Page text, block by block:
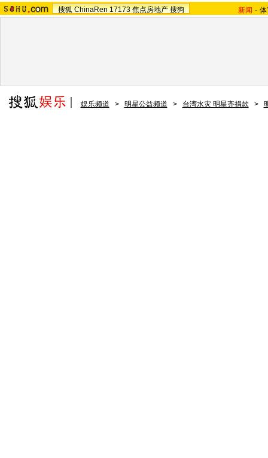
搜狐 ChinaRen 17173 焦点房地产 搜狗 新闻 -
娱乐频道 > 明星公益频道 > 台湾水灾 明星齐捐款 >